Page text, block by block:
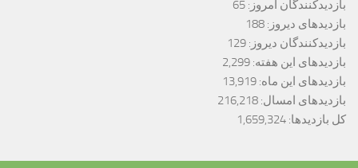
بازدیدکنندگان امروز: 65
بازدیدهای دیروز: 188
بازدیدکنندگان دیروز: 129
بازدیدهای این هفته: 2,299
بازدیدهای این ماه: 13,919
بازدیدهای امسال: 216,218
کل بازدیدها: 1,659,324